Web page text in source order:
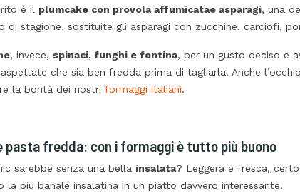
è il plumcake con provola affumicatae asparagi, una
di stagione, sostituite gli asparagi con zucchine, carciofi,
, invece, spinaci, funghi e fontina, per un gusto deciso e
che sia ben fredda prima di tagliarla. Anche
la bontà dei nostri formaggi italiani.
pasta fredda: con i formaggi è tutto più buono
sarebbe senza una bella insalata? Leggera e fresca,
la più banale insalatina in un piatto davvero interessante.